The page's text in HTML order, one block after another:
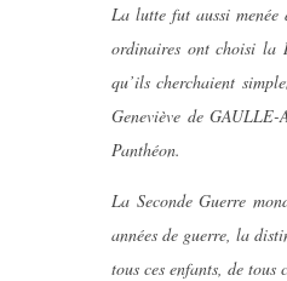
La lutte fut aussi menée
ordinaires ont choisi la
qu’ils cherchaient
Geneviève de
Panthéon.
La Seconde Guerre
années de guerre, la
tous ces enfants, de